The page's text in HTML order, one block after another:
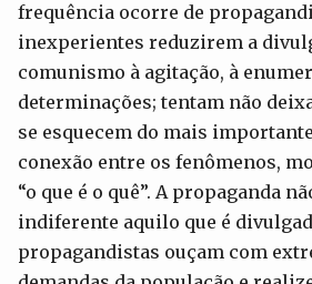
frequência ocorre de
inexperientes reduzirem a
comunismo à agitação, à
determinações; tentam não
se esquecem do mais
conexão entre os fenômenos,
“o que é o quê”. A propaganda
indiferente aquilo que é
propagandistas ouçam com